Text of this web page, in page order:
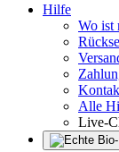
Hilfe
Wo ist
Alle
Live-